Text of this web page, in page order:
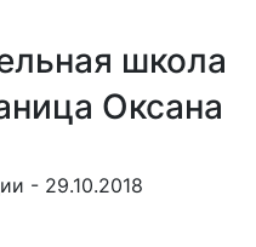
школа
Оксана
- 29.10.2018